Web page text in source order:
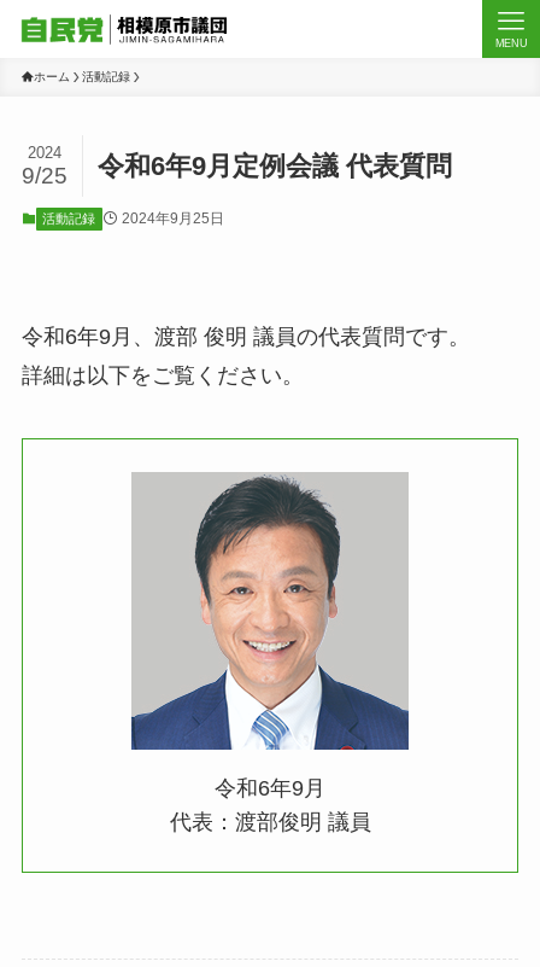
MENU
ホーム 活動記録
令和6年9月定例会議 代表質問
2024
9/25
活動記録 2024年9月25日
令和6年9月、渡部 俊明 議員の代表質問です。
詳細は以下をご覧ください。
令和6年9月
代表：渡部俊明 議員